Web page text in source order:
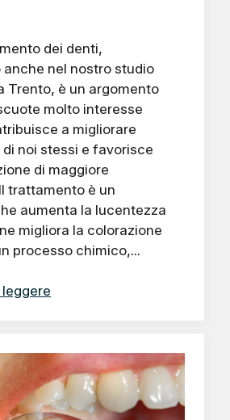
dei denti,
nel nostro studio
Trento, è un argomento
molto interesse
a migliorare
di noi stessi e favorisce
di maggiore
trattamento è un
aumenta la lucentezza
migliora la colorazione
processo chimico,…